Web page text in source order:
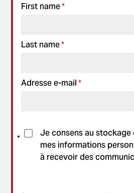
First name*
Last name*
Adresse e-mail *
Je consens au
mes informations
à recevoir des